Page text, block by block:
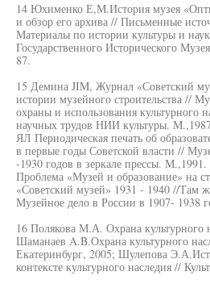
14 Юхименко Е,М.История музея
и обзор его архива // Письменные
Материалы по истории культуры и
Государственного Исторического
87.
15 Демина JIM, Журнал «Советский
истории музейного строительства //
охраны и использования
научных трудов НИИ культуры.
ЯЛ Периодическая печать об
в первые годы Советской власти //
-1930 годов в зеркале прессы.
Проблема «Музей и образование» на
«Советский музей» 1931 - 1940 //Там
Музейное дело в России в 1907- 1938
16 Полякова М.А. Охрана культурного
Шаманаев A.B.Охрана культурного
Екатеринбург, 2005; Шулепова
контексте культурного наследия //